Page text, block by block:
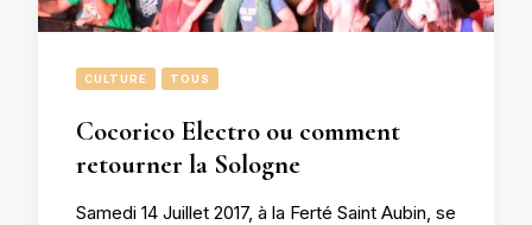
CULTURE TOUS
Cocorico Electro ou comment
retourner la Sologne
Samedi 14 Juillet 2017, à la Ferté Saint Aubin, se